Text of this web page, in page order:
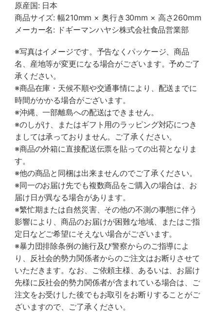
原産国: 日本
商品サイズ: 幅210mm × 奥行き30mm × 高さ260mm
メーカー名: ドギーマンハヤシ株式会社食品営業部
※写真はイメージです。予告なくパッケージ、商品
名、産地等が変更になる場合がございます。予めご了
承ください。
※商品在庫・天候不順や交通事情により、配送までに
時間がかかる場合がございます。
※沖縄、一部離島への配送はできません。
※のしがけ、またはギフト用のラッピング対応につき
ましては承っておりません。ご了承ください。
※商品の外箱に直接配送伝票を貼っての出荷となりま
す。
※他の商品と同梱は出来ませんのでご了承ください。
※同一のお届け先でも複数商品をご購入の場合は、お
届け日が異なる場合があります。
※繁忙期または自然災害、その他の不測の事態に伴う
影響により、商品のお届けが困難な地域、またはご指
定日などご希望にそえない場合がございます。
※暴力団排除条例の施行及び警察からのご指導によ
り、反社会的勢力関係者からのご注文はお断りさせて
いただきます。なお、ご依頼主様、あるいは、お届け
先様に反社会的勢力関係者が含まれている場合は、ご
注文をお受けした後でもお取引をお断りすることがご
ざいますので、ご了承ください。